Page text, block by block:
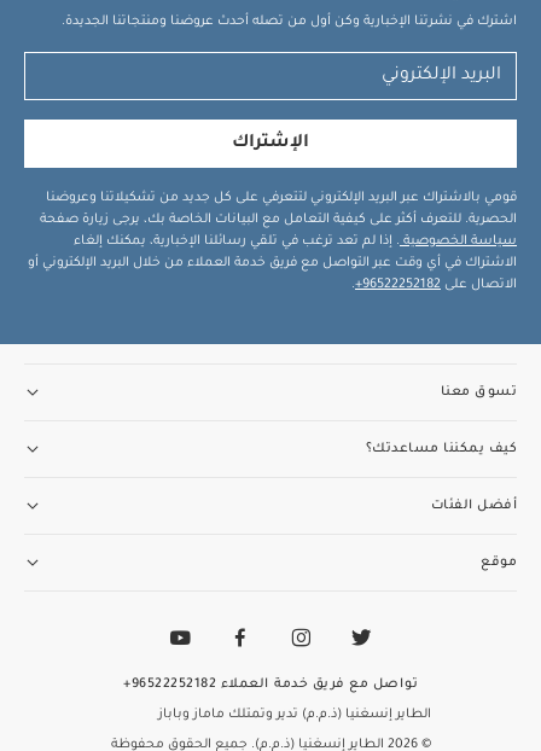
اشترك في نشرتنا الإخبارية وكن أول من تصله أحدث عروضنا ومنتجاتنا الجديدة.
الإشتراك
قومي بالاشتراك عبر البريد الإلكتروني لتتعرفي على كل جديد من تشكيلاتنا وعروضنا
الحصرية. للتعرف أكثر على كيفية التعامل مع البيانات الخاصة بك، يرجى زيارة صفحة
سياسة الخصوصية . إذا لم تعد ترغب في تلقي رسائلنا الإخبارية، يمكنك إلغاء
الاشتراك في أي وقت عبر التواصل مع فريق خدمة العملاء من خلال البريد الإلكتروني أو
الاتصال على 96522252182+
.
تسوق معنا
كيف يمكننا مساعدتك؟
أفضل الفئات
موقع
الطاير إنسغنيا (ذ.م.م) تدير وتمتلك ماماز وباباز
© 2026 الطاير إنسغنيا (ذ.م.م). جميع الحقوق محفوظة
تواصل مع فريق خدمة العملاء 96522252182+